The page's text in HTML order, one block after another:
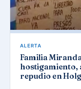
ALERTA
Familia
hostigamiento,
repudio en